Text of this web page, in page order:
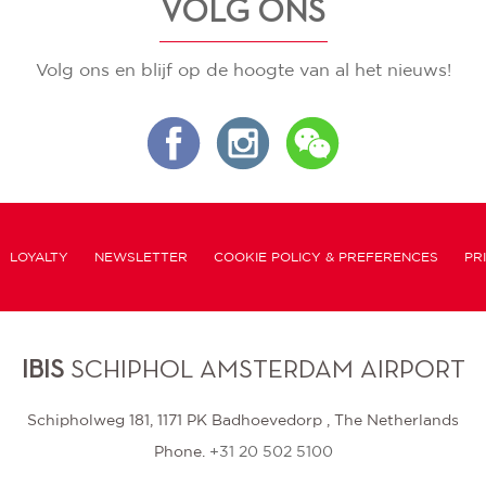
VOLG ONS
Volg ons en blijf op de hoogte van al het nieuws!
LOYALTY NEWSLETTER COOKIE POLICY & PREFERENCES
IBISSCHIPHOL AMSTERDAM AIRPORT
Schipholweg 181, 1171 PK Badhoevedorp , The Netherlands
Phone. +31 20 502 5100